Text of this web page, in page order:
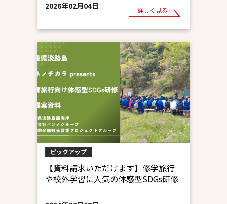
2026年02月04日 詳しく見る
ピックアップ
【資料請求いただけます】修学旅行
や校外学習に人気の体感型SDGs研修